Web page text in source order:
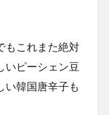
もこれまた絶対
いピーシェン豆
い韓国唐辛子も